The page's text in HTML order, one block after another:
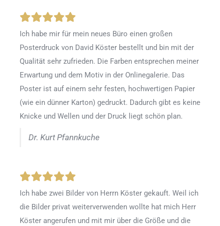
Ich habe mir für mein neues Büro einen großen
Posterdruck von David Köster bestellt und bin mit der
Qualität sehr zufrieden. Die Farben entsprechen meiner
Erwartung und dem Motiv in der Onlinegalerie. Das
Poster ist auf einem sehr festen, hochwertigen Papier
(wie ein dünner Karton) gedruckt. Dadurch gibt es keine
Knicke und Wellen und der Druck liegt schön plan.
Dr. Kurt Pfannkuche
Ich habe zwei Bilder von Herrn Köster gekauft. Weil ich
die Bilder privat weiterverwenden wollte hat mich Herr
Köster angerufen und mit mir über die Größe und die